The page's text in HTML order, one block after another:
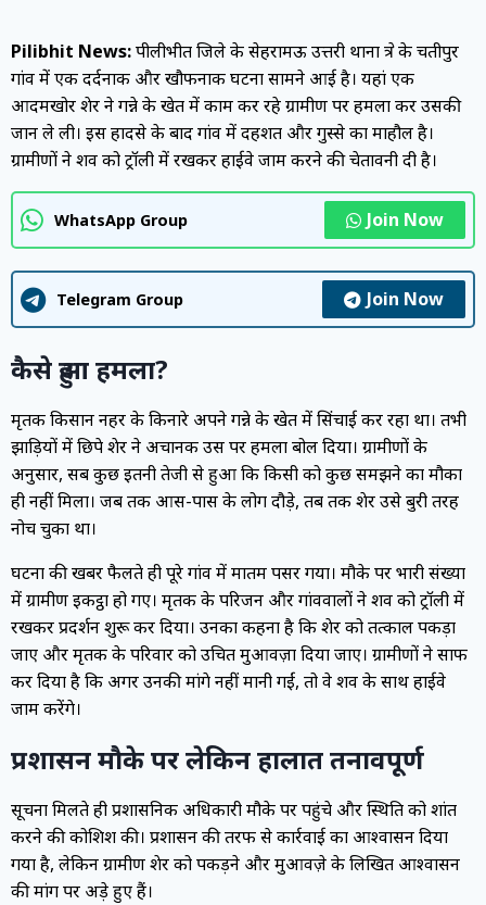
Pilibhit News:पीलीभीत जिले के सेहरामऊ उत्तरी थाना क्षेत्र के चतीपुर
गांव में एक दर्दनाक और खौफनाक घटना सामने आई है। यहां एक
आदमखोर शेर ने गन्ने के खेत में काम कर रहे ग्रामीण पर हमला कर उसकी
जान ले ली। इस हादसे के बाद गांव में दहशत और गुस्से का माहौल है।
ग्रामीणों ने शव को ट्रॉली में रखकर हाईवे जाम करने की चेतावनी दी है।
WhatsApp Group Join Now
Telegram Group Join Now
कैसे हुआ हमला?
मृतक किसान नहर के किनारे अपने गन्ने के खेत में सिंचाई कर रहा था। तभी
झाड़ियों में छिपे शेर ने अचानक उस पर हमला बोल दिया। ग्रामीणों के
अनुसार, सब कुछ इतनी तेजी से हुआ कि किसी को कुछ समझने का मौका
ही नहीं मिला। जब तक आस-पास के लोग दौड़े, तब तक शेर उसे बुरी तरह
नोच चुका था।
घटना की खबर फैलते ही पूरे गांव में मातम पसर गया। मौके पर भारी संख्या
में ग्रामीण इकट्ठा हो गए। मृतक के परिजन और गांववालों ने शव को ट्रॉली में
रखकर प्रदर्शन शुरू कर दिया। उनका कहना है कि शेर को तत्काल पकड़ा
जाए और मृतक के परिवार को उचित मुआवज़ा दिया जाए। ग्रामीणों ने साफ
कर दिया है कि अगर उनकी मांगे नहीं मानी गईं, तो वे शव के साथ हाईवे
जाम करेंगे।
प्रशासन मौके पर लेकिन हालात तनावपूर्ण
सूचना मिलते ही प्रशासनिक अधिकारी मौके पर पहुंचे और स्थिति को शांत
करने की कोशिश की। प्रशासन की तरफ से कार्रवाई का आश्वासन दिया
गया है, लेकिन ग्रामीण शेर को पकड़ने और मुआवज़े के लिखित आश्वासन
की मांग पर अड़े हुए हैं।